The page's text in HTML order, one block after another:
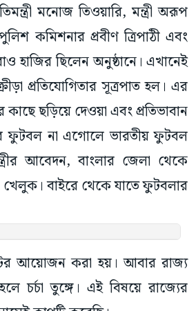
মনোজ তিওয়ারি, মন্ত্রী অরূপ
কমিশনার প্রবীণ ত্রিপাঠী এবং
হাজির ছিলেন অনুষ্ঠানে। এখানেই
প্রতিযোগিতার সূত্রপাত হল। এর
ছড়িয়ে দেওয়া এবং প্রতিভাবান
ফুটবল না এগোলে ভারতীয় ফুটবল
আবেদন, বাংলার জেলা থেকে
বাইরে থেকে যাতে ফুটবলার
আয়োজন করা হয়। আবার রাজ্য
চর্চা তুঙ্গে। এই বিষয়ে রাজ্যের